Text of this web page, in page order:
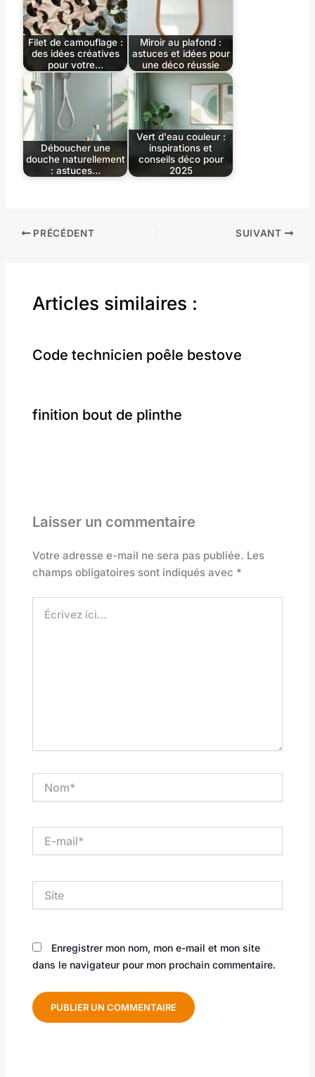
Filet de camouflage :
des idées créatives
pour votre…
Miroir au plafond :
astuces et idées pour
une déco réussie
Déboucher une
douche naturellement
: astuces…
Vert d'eau couleur :
inspirations et
conseils déco pour
2025
PRÉCÉDENT SUIVANT
Articles similaires :
Code technicien poêle bestove
finition bout de plinthe
Laisser un commentaire
Votre adresse e-mail ne sera pas publiée. Les
champs obligatoires sont indiqués avec *
ici…
mail*
Enregistrer mon nom, mon e-mail et mon site
dans le navigateur pour mon prochain commentaire.